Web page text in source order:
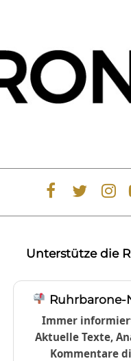
Unterstütze die
Ruhrbarone-
Immer
Aktuelle Texte,
Kommentare